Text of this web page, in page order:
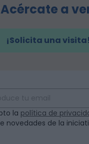
a
¡Solicita una visita!
la política de
novedades de la